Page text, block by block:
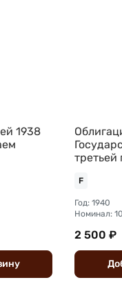
1938
третьей
F
Год: 1940
Номинал:
2 500 ₽